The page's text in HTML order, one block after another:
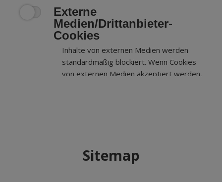
Externe
Medien/Drittanbieter-
Cookies
Inhalte von externen Medien werden
standardmäßig blockiert. Wenn Cookies
von externen Medien akzeptiert werden,
Sitemap